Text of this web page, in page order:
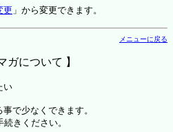
更 」から変更できます。
メニューに戻る
ガについて 】
い
で少なくできます。
続きください。